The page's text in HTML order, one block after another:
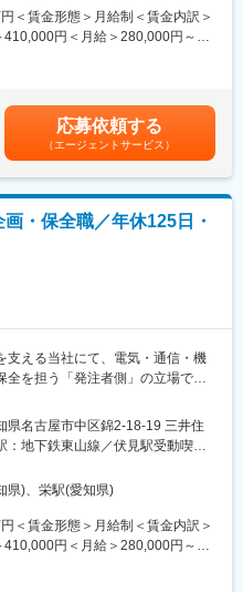
組織があり、部署や職種の垣根を
キルアップ等数多くの取組を行
）
齢は40代後半となっております。
度化が進む中、当社の担う役割は
・1日170万台の交通を支え
工構造物等）の建設および保全に
ェクト全体のマネジメントを担い
復旧、雪氷対策などの計画立案
心を守るための維持管理を担い
において、設計コンサルタントや
・工事監理を実施。品質・工程・
クトを統括します。
く、発注者として上流工程から携
た経験が可能
との連携を通じた総合技術力の向
＜賃金形態＞月給制＜賃金内訳＞
円＜月給＞280,000円～
歳 経験2年／月給38万円＋手当+賞
月給41万円＋手当＋賞与賃金は
考を通じて上下する可能性があ
含めた表記です。
応募依頼する
（エージェントサービス）
・保全職／年休125日・
支える当社にて、電気・通信・機
全を担う「発注者側」の立場で、
の高速道路ネットワークを支
る社会貢献性の高い仕事です。
ードできるポジション
家族手当など福利厚生充実
休125日／在宅勤務可
幅広いキャリア形成が可能
県名古屋市中区錦2-18-19 三井住
：地下鉄東山線／伏見駅受動喫煙
変更の範囲：会社の定める事業所
県)、栄駅(愛知県)
＜賃金形態＞月給制＜賃金内訳＞
円＜月給＞280,000円～